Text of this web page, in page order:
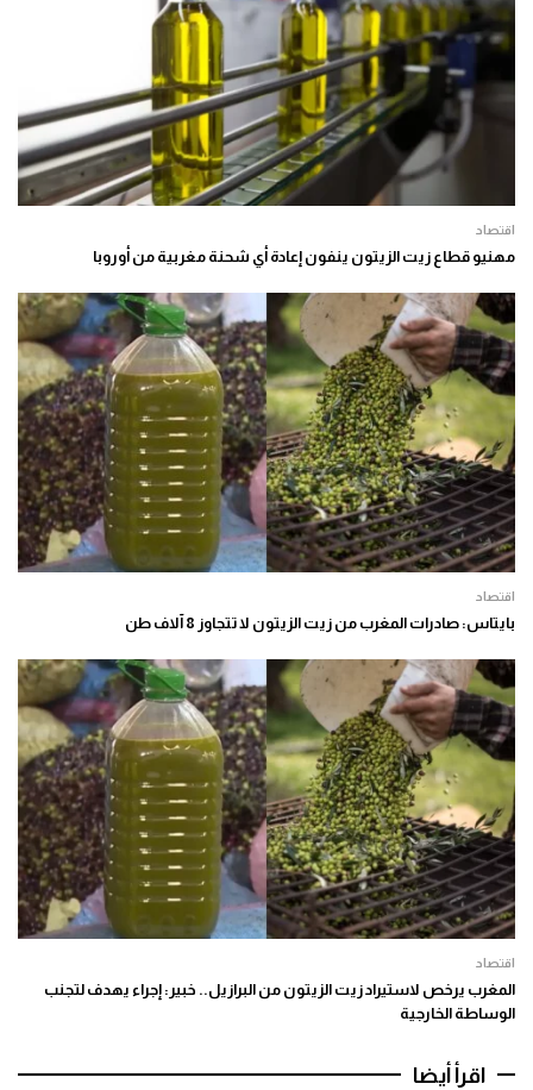
اقتصاد
مهنيو قطاع زيت الزيتون ينفون إعادة أي شحنة مغربية من أوروبا
اقتصاد
بايتاس: صادرات المغرب من زيت الزيتون لا تتجاوز 8 آلاف طن
اقتصاد
المغرب يرخص لاستيراد زيت الزيتون من البرازيل.. خبير: إجراء يهدف لتجنب
الوساطة الخارجية
اقرأ أيضا